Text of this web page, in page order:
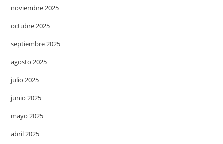
noviembre 2025
octubre 2025
septiembre 2025
agosto 2025
julio 2025
junio 2025
mayo 2025
abril 2025